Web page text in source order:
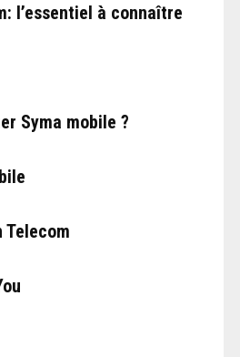
l’essentiel à connaître
Syma mobile ?
Telecom